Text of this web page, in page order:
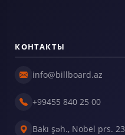
КОНТАКТЫ
info@billboard.az
+99455 840 25 00
Bakı şəh., Nobel prs. 23